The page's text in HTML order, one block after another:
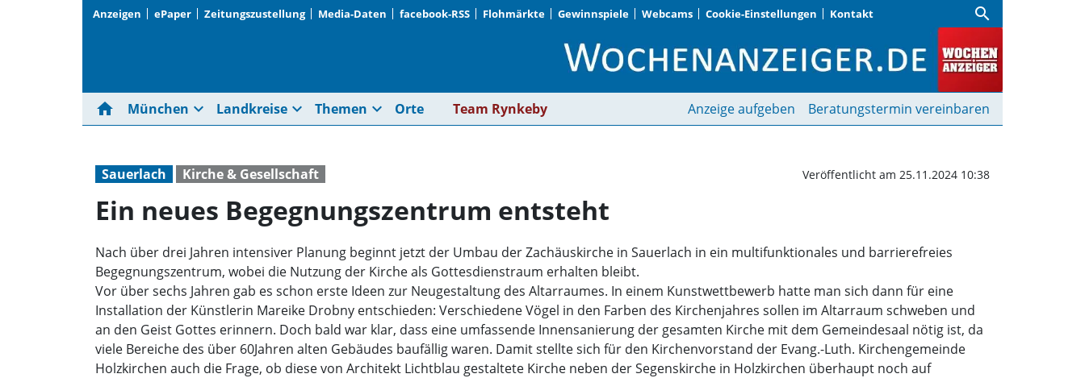
Anzeigen ePaper Zeitungszustellung Media-Daten facebook-RSS Flohmärkte Gewinnspiele Webcams Cookie-Einstellungen Kontakt search
Ein neues Begegnungszentrum entsteht |
home München expand_more Landkreise expand_more Themen expand_more Orte Team Rynkeby Anzeige aufgeben Beratungstermin vereinbaren
Sauerlach Kirche & Gesellschaft Veröffentlicht am 25.11.2024 10:38
Ein neues Begegnungszentrum entsteht
Nach über drei Jahren intensiver Planung beginnt jetzt der Umbau der Zachäuskirche in Sauerlach in ein multifunktionales und barrierefreies
Begegnungszentrum, wobei die Nutzung der Kirche als Gottesdienstraum erhalten bleibt.
Vor über sechs Jahren gab es schon erste Ideen zur Neugestaltung des Altarraumes. In einem Kunstwettbewerb hatte man sich dann für eine
Installation der Künstlerin Mareike Drobny entschieden: Verschiedene Vögel in den Farben des Kirchenjahres sollen im Altarraum schweben und
an den Geist Gottes erinnern. Doch bald war klar, dass eine umfassende Innensanierung der gesamten Kirche mit dem Gemeindesaal nötig ist, da
viele Bereiche des über 60Jahren alten Gebäudes baufällig waren. Damit stellte sich für den Kirchenvorstand der Evang.-Luth. Kirchengemeinde
Holzkirchen auch die Frage, ob diese von Architekt Lichtblau gestaltete Kirche neben der Segenskirche in Holzkirchen überhaupt noch auf